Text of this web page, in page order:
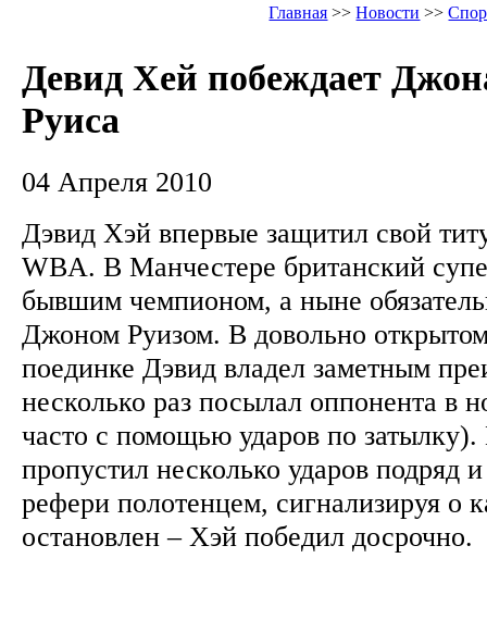
Главная >>Новости >>
Девид Хей побеждает
Руиса
04 Апреля 2010
Дэвид Хэй впервые защитил свой
WBA. В Манчестере британский
бывшим чемпионом, а ныне
Джоном Руизом. В довольно
поединке Дэвид владел заметным
несколько раз посылал оппонента в
часто с помощью ударов по
пропустил несколько ударов подряд
рефери полотенцем, сигнализируя о
остановлен – Хэй победил досрочно.